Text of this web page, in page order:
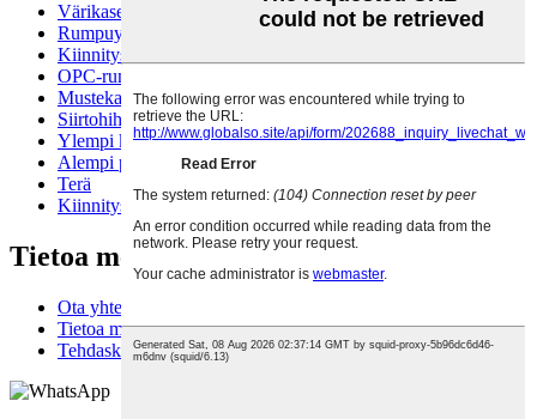
Värikasetti
Rumpuyksikkö
Kiinnitysyksikkö
OPC-rumpu
Mustekasetti
Siirtohihna
Ylempi kiinnitysrulla
Alempi painerulla
Terä
Kiinnityslaitteen filmiholkki
Tietoa meistä
Ota yhteyttä
Tietoa meistä
Tehdaskierros